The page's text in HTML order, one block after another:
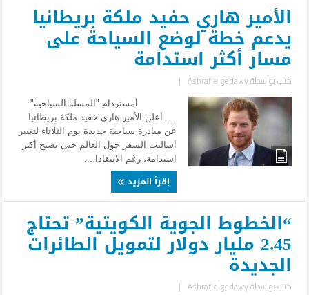
الأمير هاري حفيد ملكة بريطانيا
يدعم خطة لوضع السياحة على
مسار أكثر استدامة
كتب بواسطةAshraf elgedawy
|
أمستردام "المسلة السياحية"
.... أعلن الأمير هاري حفيد ملكة بريطانيا
عن مبادرة سياحية جديدة يوم الثلاثاء لتغيير
أساليب السفر حول العالم حتى تصبح أكثر
استدامة، رغم الانتقادا ...
إقرأ المزيد
“الخطوط الجوية الكويتية” تحتاج
2.45 مليار دولار لتمويل الطائرات
الجديدة
كتب بواسطةAshraf elgedawy
|